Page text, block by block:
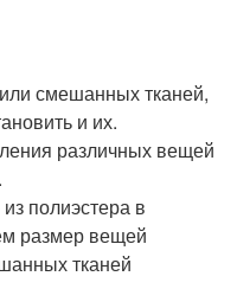
смешанных тканей,
и их.
различных вещей